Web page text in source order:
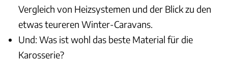
Vergleich von Heizsystemen und der Blick zu den
etwas teureren Winter-Caravans.
Und: Was ist wohl das beste Material für die
Karosserie?